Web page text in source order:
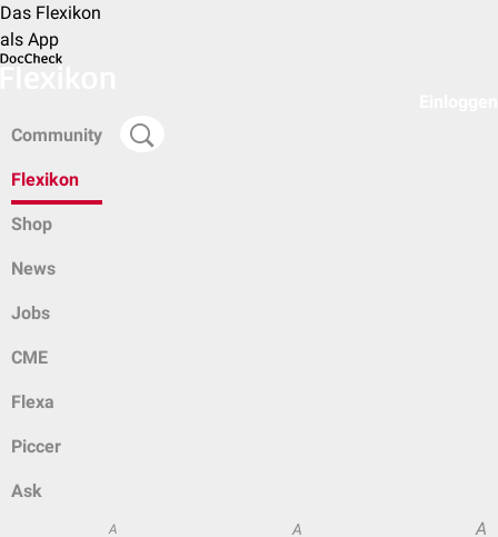
Das Flexikon
als App
Community
Flexikon
Shop
News
Jobs
CME
Flexa
Piccer
Ask
A A A